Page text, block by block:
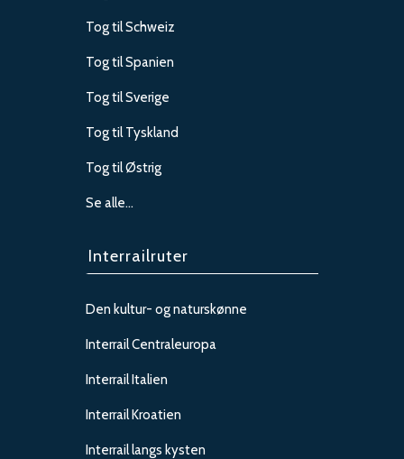
Tog til Schweiz
Tog til Spanien
Tog til Sverige
Tog til Tyskland
Tog til Østrig
Se alle…
Interrailruter
Den kultur- og naturskønne
Interrail Centraleuropa
Interrail Italien
Interrail Kroatien
Interrail langs kysten